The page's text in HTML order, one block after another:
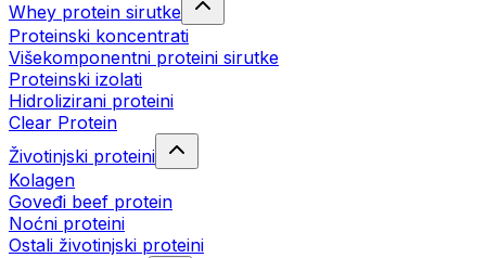
Whey protein sirutke
Proteinski koncentrati
Višekomponentni proteini sirutke
Proteinski izolati
Hidrolizirani proteini
Clear Protein
Životinjski proteini
Kolagen
Goveđi beef protein
Noćni proteini
Ostali životinjski proteini